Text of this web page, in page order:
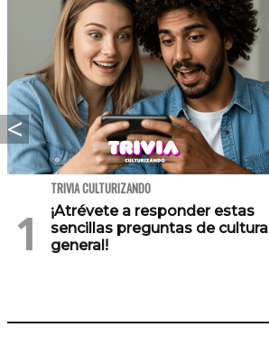
TRIVIA CULTURIZANDO
¡Atrévete a responder estas
sencillas preguntas de cultura
general!